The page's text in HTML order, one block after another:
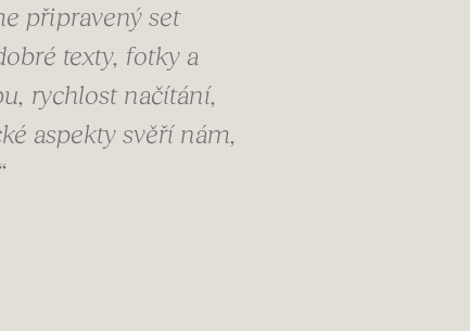
připravený set
texty, fotky a
rychlost načítání,
aspekty svěří nám,